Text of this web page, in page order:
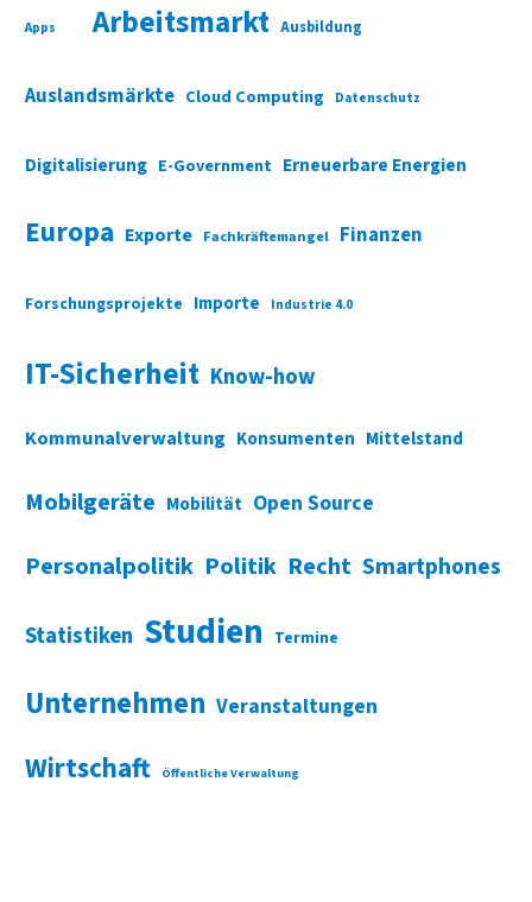
Apps Arbeitsmarkt Ausbildung
Auslandsmärkte Cloud Computing Datenschutz
Digitalisierung E-Government Erneuerbare Energien
Europa Exporte Fachkräftemangel Finanzen
Forschungsprojekte Importe Industrie 4.0
IT-Sicherheit Know-how
Kommunalverwaltung Konsumenten Mittelstand
Mobilgeräte Mobilität Open Source
Personalpolitik Politik Recht Smartphones
Statistiken Studien Termine
Unternehmen Veranstaltungen
Wirtschaft Öffentliche Verwaltung